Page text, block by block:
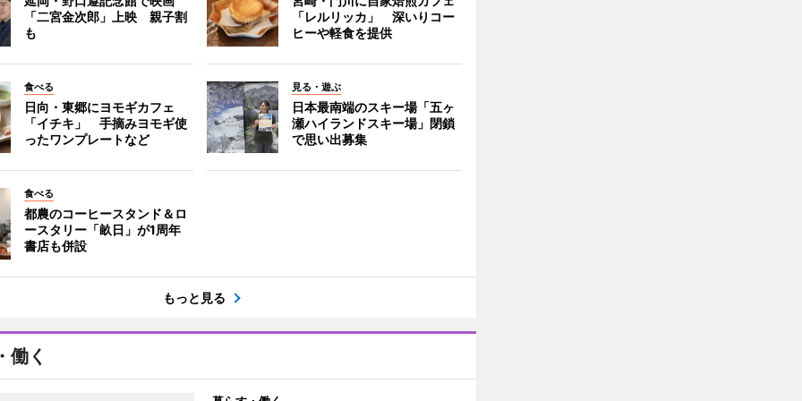
「二宮金次郎」上映 親子割
も
「レルリッカ」 深いりコー
ヒーや軽食を提供
食べる
日向・東郷にヨモギカフェ
「イチキ」 手摘みヨモギ使
ったワンプレートなど
見る・遊ぶ
日本最南端のスキー場「五ヶ
瀬ハイランドスキー場」閉鎖
で思い出募集
食べる
都農のコーヒースタンド＆ロ
ースタリー「畝日」が1周年
書店も併設
もっと見る
働く